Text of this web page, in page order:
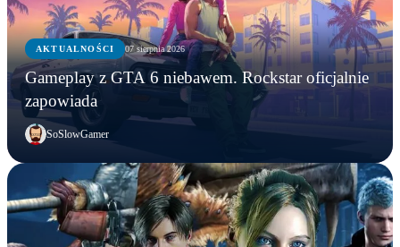
AKTUALNOŚCI 07 sierpnia 2026
Gameplay z GTA 6 niebawem. Rockstar oficjalnie
zapowiada
SoSlowGamer